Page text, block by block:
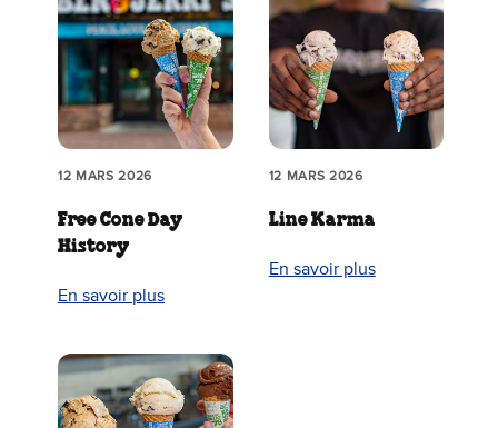
12 MARS 2026
Free Cone Day
History
En savoir plus
12 MARS 2026
Line Karma
En savoir plus